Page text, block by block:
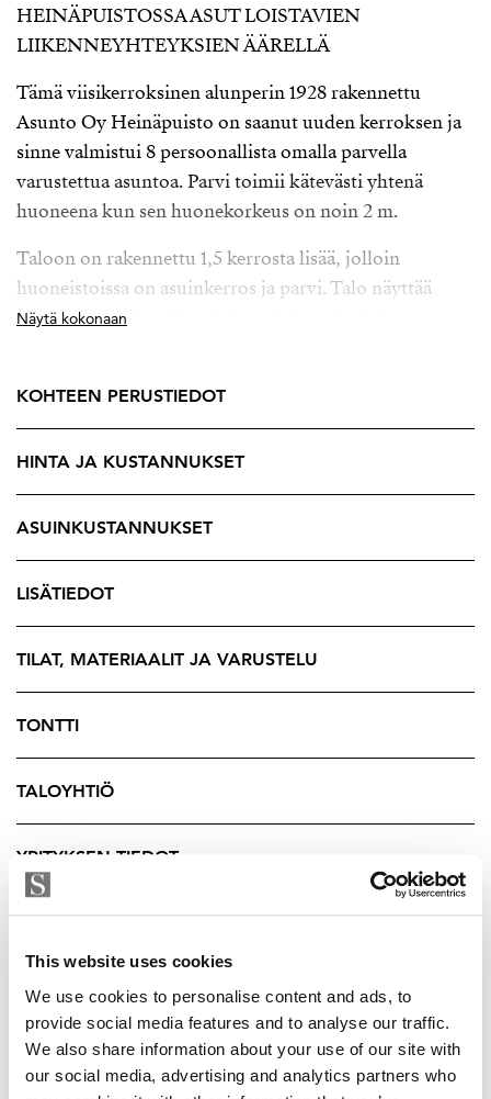
This website uses cookies
We use cookies to personalise content and ads, to
provide social media features and to analyse our traffic.
We also share information about your use of our site with
our social media, advertising and analytics partners who
HEINÄPUISTOSSA ASUT LOISTAVIEN
LIIKENNEYHTEYKSIEN ÄÄRELLÄ
Tämä viisikerroksinen alunperin 1928 rakennettu
Asunto Oy Heinäpuisto on saanut uuden kerroksen ja
sinne valmistui 8 persoonallista omalla parvella
varustettua asuntoa. Parvi toimii kätevästi yhtenä
huoneena kun sen huonekorkeus on noin 2 m.
Taloon on rakennettu 1,5 kerrosta lisää, jolloin
huoneistoissa on asuinkerros ja parvi. Talo näyttää
ulkoapäin siltä, että uusia kerroksia on kaksi.
huolia yhtiössä ei ole siis pitkään aikaan.
Asunnon persoonallinen pohjaratkaisu sekä
Hyvien säilytystilojen ansiosta asunnot on helppo pitää
järjestyksessä. Keittiöissä ilahduttavat runsaat
laskupinnat ja hyvä varustelu, kaikki kodinkoneet ovat
Tämä huoneisto avautuu Pirkankadulle joten etelään
avautuvat ikkunat antavat kauniisti luonnovaloa koko
asuntoon. Asunnon makuuhuone on sijoittunut
kalustettavuutta. Kodin valoisa ilme syntyy
vaaleansävyisestä parkettilattiasta ja vaaleista
kalusteista. Kylpyhuone on käytännöllinen ja sen
pesutornille. Tässä asunnossa on lisäksi tyylikäs oma
sauna, jonka lauteilta voi katsella upeita Pyynikin
maisemia.
Asunnossa on huoneistokohtainen koneellinen
Näytä kokonaan
KOHTEEN PERUSTIEDOT
HINTA JA KUSTANNUKSET
ASUINKUSTANNUKSET
LISÄTIEDOT
TILAT, MATERIAALIT JA VARUSTELU
TONTTI
TALOYHTIÖ
YRITYKSEN TIEDOT